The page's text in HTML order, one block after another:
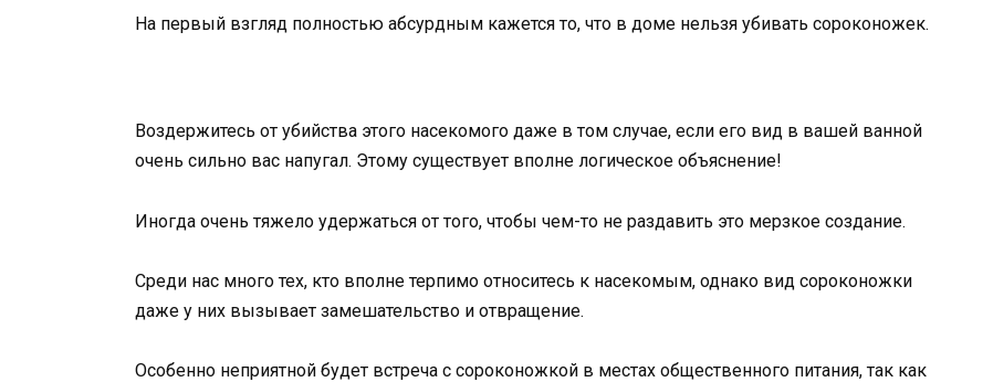
На первый взгляд полностью абсурдным кажется то, что в доме нельзя убивать сороконожек.
Воздержитесь от убийства этого насекомого даже в том случае, если его вид в вашей ванной
очень сильно вас напугал. Этому существует вполне логическое объяснение!
Иногда очень тяжело удержаться от того, чтобы чем-то не раздавить это мерзкое создание.
Среди нас много тех, кто вполне терпимо относитесь к насекомым, однако вид сороконожки
даже у них вызывает замешательство и отвращение.
Особенно неприятной будет встреча с сороконожкой в местах общественного питания, так как